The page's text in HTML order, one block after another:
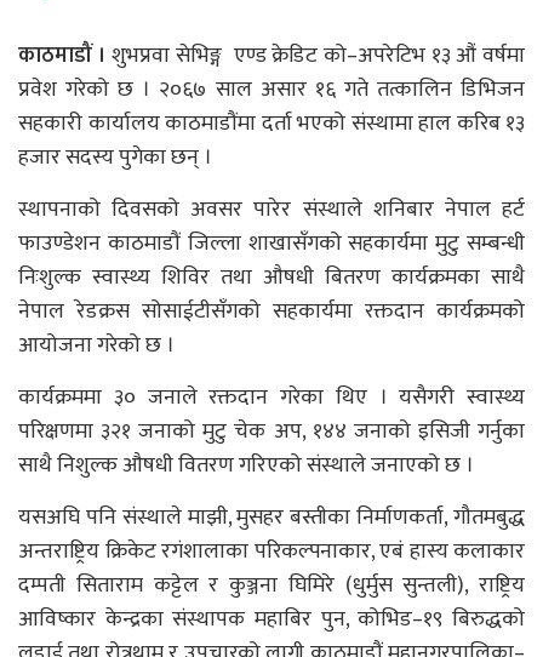
काठमाडौं । शुभप्रवा सेभिङ्ग एण्ड क्रेडिट को–अपरेटिभ १३ औं वर्षमा
प्रवेश गरेको छ । २०६७ साल असार १६ गते तत्कालिन डिभिजन
सहकारी कार्यालय काठमाडौंमा दर्ता भएको संस्थामा हाल करिब १३
हजार सदस्य पुगेका छन् ।
स्थापनाको दिवसको अवसर पारेर संस्थाले शनिबार नेपाल हर्ट
फाउण्डेशन काठमाडौं जिल्ला शाखासँगको सहकार्यमा मुटु सम्बन्धी
निःशुल्क स्वास्थ्य शिविर तथा औषधी बितरण कार्यक्रमका साथै
नेपाल रेडक्रस सोसाईटीसँगको सहकार्यमा रक्तदान कार्यक्रमको
आयोजना गरेको छ ।
कार्यक्रममा ३० जनाले रक्तदान गरेका थिए । यसैगरी स्वास्थ्य
परिक्षणमा ३२१ जनाको मुटु चेक अप, १४४ जनाको इसिजी गर्नुका
साथै निशुल्क औषधी वितरण गरिएको संस्थाले जनाएको छ ।
यसअघि पनि संस्थाले माझी, मुसहर बस्तीका निर्माणकर्ता, गौतमबुद्ध
अन्तराष्ट्रिय क्रिकेट रगंशालाका परिकल्पनाकार, एबं हास्य कलाकार
दम्पती सिताराम कट्टेल र कुञ्जना घिमिरे (धुर्मुस सुन्तली), राष्ट्रिय
आविष्कार केन्द्रका संस्थापक महाबिर पुन, कोभिड–१९ बिरुद्धको